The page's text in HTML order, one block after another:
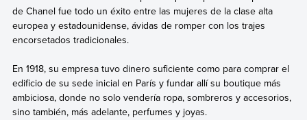
de Chanel fue todo un éxito entre las mujeres de la clase alta
europea y estadounidense, ávidas de romper con los trajes
encorsetados tradicionales.
En 1918, su empresa tuvo dinero suficiente como para comprar el
edificio de su sede inicial en París y fundar allí su boutique más
ambiciosa, donde no solo vendería ropa, sombreros y accesorios,
sino también, más adelante, perfumes y joyas.